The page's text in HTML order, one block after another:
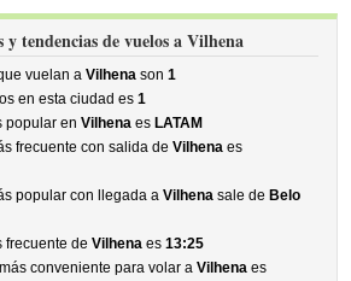
y tendencias de vuelos a Vilhena
vuelan aVilhena son1
en esta ciudad es1
popular enVilhena es LATAM
frecuente con salida deVilhena es
popular con llegada aVilhena sale de Belo
frecuente deVilhena es13:25
conveniente para volar aVilhena es